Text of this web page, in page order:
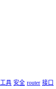
具 安全 router 接口